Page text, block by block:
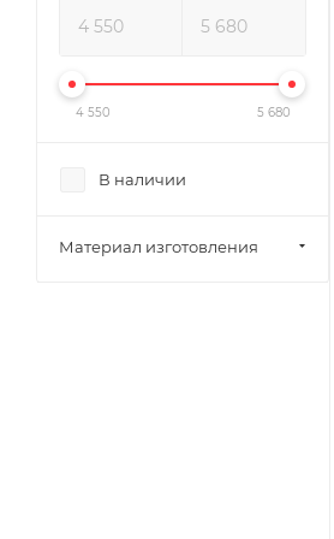
4 550 5 680
В наличии
Материал изготовления